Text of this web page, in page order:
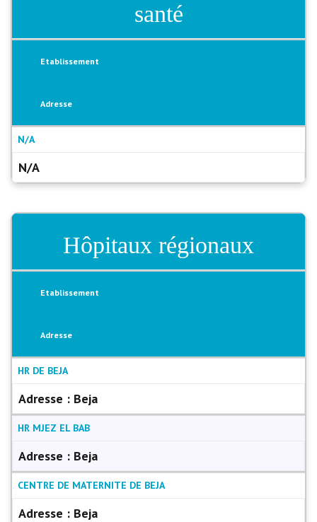
santé
Etablissement
Adresse
N/A
N/A
Hôpitaux régionaux
Etablissement
Adresse
HR DE BEJA
Adresse : Beja
HR MJEZ EL BAB
Adresse : Beja
CENTRE DE MATERNITE DE BEJA
Adresse : Beja